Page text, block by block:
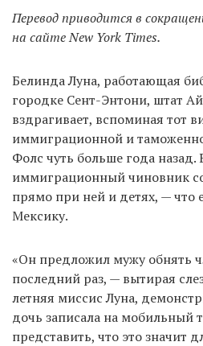
EN
UA
Перевод приводится в
на сайте New York Times.
Белинда Луна, работающая
городке Сент-Энтони, штат
вздрагивает, вспоминая тот
иммиграционной и
Фолс чуть больше года назад.
иммиграционный чиновник
прямо при ней и детях, — что
Мексику.
«Он предложил мужу обнять
последний раз, — вытирая
летняя миссис Луна,
дочь записала на мобильный
представить, что это значит